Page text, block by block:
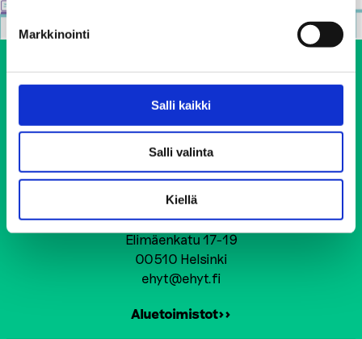
Markkinointi
Salli kaikki
Salli valinta
Kiellä
Ehkäisevä päihdetyö EHYT ry
Keskustoimisto
Elimäenkatu 17-19
00510 Helsinki
ehyt@ehyt.fi
Aluetoimistot>>